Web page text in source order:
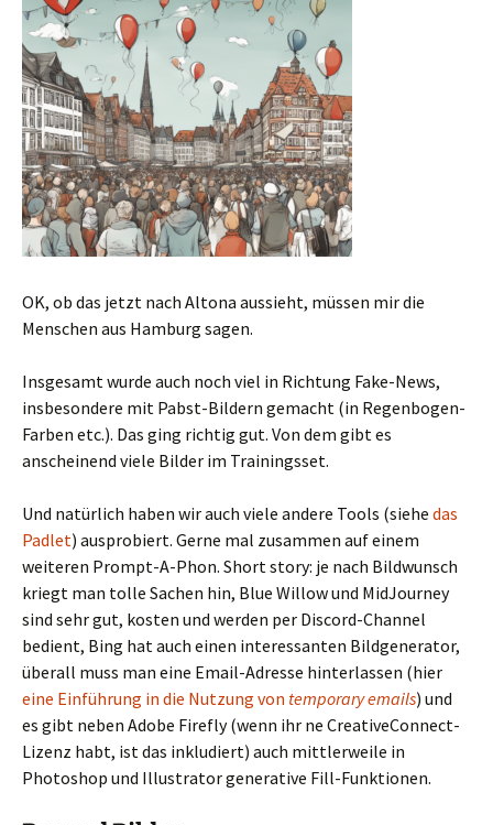
OK, ob das jetzt nach Altona aussieht, müssen mir die
Menschen aus Hamburg sagen.
Insgesamt wurde auch noch viel in Richtung Fake-News,
insbesondere mit Pabst-Bildern gemacht (in Regenbogen-
Farben etc.). Das ging richtig gut. Von dem gibt es
anscheinend viele Bilder im Trainingsset.
Und natürlich haben wir auch viele andere Tools (siehe das
Padlet) ausprobiert. Gerne mal zusammen auf einem
weiteren Prompt-A-Phon. Short story: je nach Bildwunsch
kriegt man tolle Sachen hin, Blue Willow und MidJourney
sind sehr gut, kosten und werden per Discord-Channel
bedient, Bing hat auch einen interessanten Bildgenerator,
überall muss man eine Email-Adresse hinterlassen (hier
eine Einführung in die Nutzung von temporary emails) und
es gibt neben Adobe Firefly (wenn ihr ne CreativeConnect-
Lizenz habt, ist das inkludiert) auch mittlerweile in
Photoshop und Illustrator generative Fill-Funktionen.